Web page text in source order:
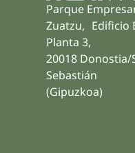
Parque
Zuatzu, Edificio
Planta 3,
20018 Donostia/
Sebastián
(Gipuzkoa)